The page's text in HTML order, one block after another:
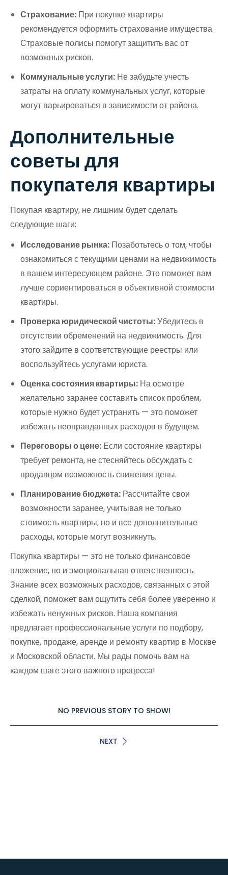
Страхование: При покупке квартиры
рекомендуется оформить страхование имущества.
Страховые полисы помогут защитить вас от
возможных рисков.
Коммунальные услуги: Не забудьте учесть
затраты на оплату коммунальных услуг, которые
могут варьироваться в зависимости от района.
Дополнительные
советы для
покупателя квартиры
Покупая квартиру, не лишним будет сделать
следующие шаги:
Исследование рынка: Позаботьтесь о том, чтобы
ознакомиться с текущими ценами на недвижимость
в вашем интересующем районе. Это поможет вам
лучше сориентироваться в объективной стоимости
квартиры.
Проверка юридической чистоты:Убедитесь в
отсутствии обременений на недвижимость. Для
этого зайдите в соответствующие реестры или
воспользуйтесь услугами юриста.
Оценка состояния квартиры: На осмотре
желательно заранее составить список проблем,
которые нужно будет устранить — это поможет
избежать неоправданных расходов в будущем.
Переговоры о цене: Если состояние квартиры
требует ремонта, не стесняйтесь обсуждать с
продавцом возможность снижения цены.
Планирование бюджета: Рассчитайте свои
возможности заранее, учитывая не только
стоимость квартиры, но и все дополнительные
расходы, которые могут возникнуть.
Покупка квартиры — это не только финансовое
вложение, но и эмоциональная ответственность.
Знание всех возможных расходов, связанных с этой
сделкой, поможет вам ощутить себя более уверенно и
избежать ненужных рисков. Наша компания
предлагает профессиональные услуги по подбору,
покупке, продаже, аренде и ремонту квартир в Москве
и Московской области. Мы рады помочь вам на
каждом шаге этого важного процесса!
NO PREVIOUS STORY TO SHOW!
NEXT